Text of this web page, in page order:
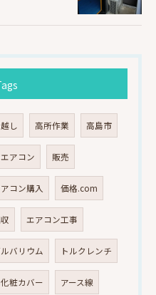
し 高所作業 高島市
アコン 販売
コン購入 価格.com
エアコン工事
バリウム トルクレンチ
粧カバー アース線